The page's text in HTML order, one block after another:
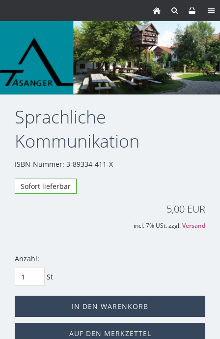
Sprachliche
Kommunikation
ISBN-Nummer: 3-89334-411-X
Sofort lieferbar
5,00 EUR
incl. 7% USt. zzgl. Versand
Anzahl:
St
IN DEN WARENKORB
AUF DEN MERKZETTEL